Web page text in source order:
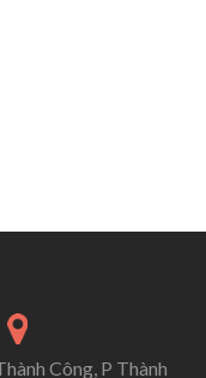
Công, P Thành